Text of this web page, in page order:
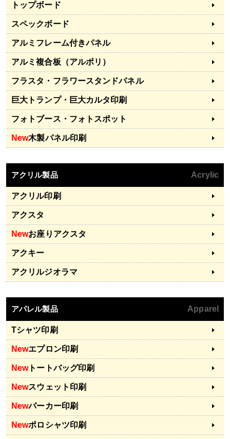
トップボード
スペックボード
アルミフレーム付きパネル
アルミ複合板（アルポリ）
フラスタ・フラワースタンドパネル
巨大トランプ・巨大カルタ印刷
フォトブース・フォトスポット
New木製パネル印刷
アクリル製品 Acrylic
アクリル印刷
アクスタ
Newお座りアクスタ
アクキー
アクリルジオラマ
アパレル製品 Apparel
Tシャツ印刷
Newエプロン印刷
Newトートバッグ印刷
Newスウェット印刷
Newパーカー印刷
Newポロシャツ印刷